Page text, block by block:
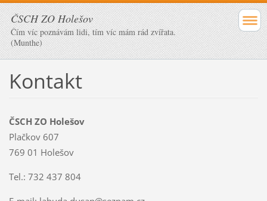
ČSCH ZO Holešov
Čím víc poznávám lidi, tím víc mám rád zvířata.
(Munthe)
Kontakt
ČSCH ZO Holešov
Plačkov 607
769 01 Holešov
Tel.: 732 437 804